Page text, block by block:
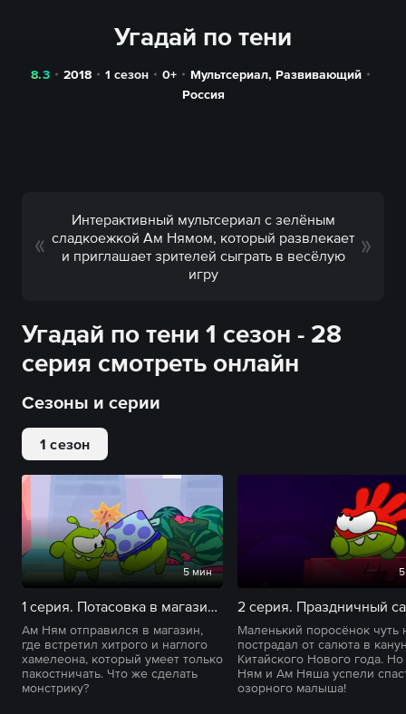
Угадай по тени
8.3 2018 1 сезон 0+ Мультсериал, Развивающий
Россия
Интерактивный мультсериал с зелёным
сладкоежкой Ам Нямом, который развлекает
и приглашает зрителей сыграть в весёлую
игру
Угадай по тени 1 сезон - 28
серия смотреть онлайн
Сезоны и серии
1 сезон
5 мин
1 серия. Потасовка в магазине
Ам Ням отправился в магазин,
где встретил хитрого и наглого
хамелеона, который умеет только
пакостничать. Что же сделать
монстрику?
2 серия. Праздничный
Маленький поросёнок чуть
пострадал от салюта в
Китайского Нового года.
Ням и Ам Няша успели
озорного малыша!